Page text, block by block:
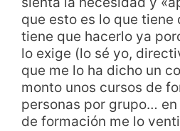
que esto es lo que tiene
tiene que hacerlo ya
lo exige (lo sé yo,
que me lo ha dicho un
monto unos cursos de
personas por grupo… en
de formación me lo